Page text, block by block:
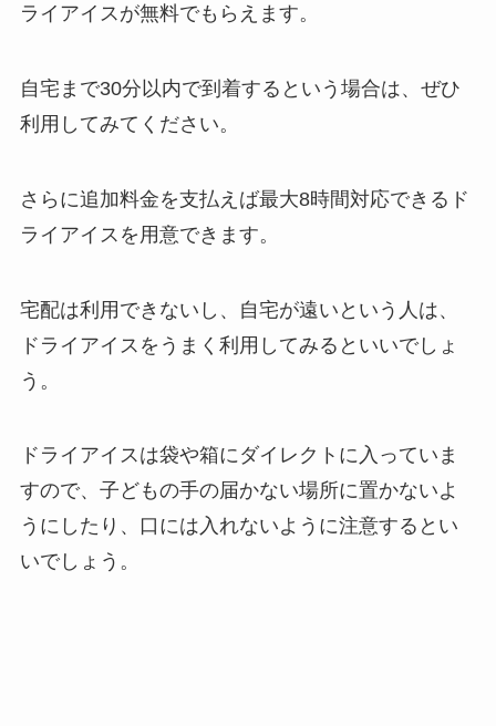
ライアイスが無料でもらえます。
自宅まで30分以内で到着するという場合は、ぜひ
利用してみてください。
さらに追加料金を支払えば最大8時間対応できるド
ライアイスを用意できます。
宅配は利用できないし、自宅が遠いという人は、
ドライアイスをうまく利用してみるといいでしょ
う。
ドライアイスは袋や箱にダイレクトに入っていま
すので、子どもの手の届かない場所に置かないよ
うにしたり、口には入れないように注意するとい
いでしょう。